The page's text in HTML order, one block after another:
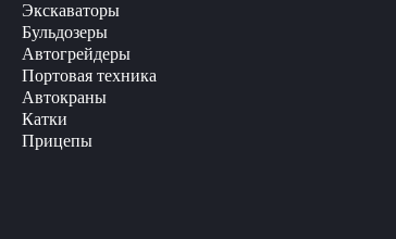
Экскаваторы
Бульдозеры
Автогрейдеры
Портовая техника
Автокраны
Катки
Прицепы